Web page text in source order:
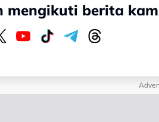
mengikuti berita